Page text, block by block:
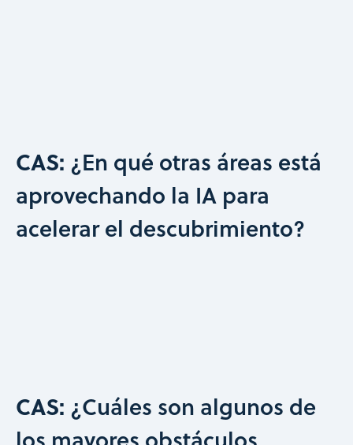
CAS: ¿En qué otras áreas está
aprovechando la IA para
acelerar el descubrimiento?
CAS: ¿Cuáles son algunos de